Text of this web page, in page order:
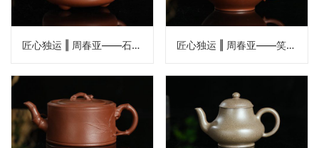
匠心独运 ‖ 周春亚——石瓢壶 匠心独运 ‖ 周春亚——笑樱壶